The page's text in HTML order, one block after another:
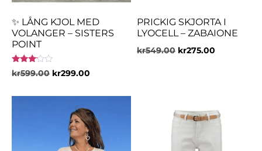
✨ LÅNG KJOL MED
VOLANGER – SISTERS
POINT
Betygsatt
3.00
kr599.00 kr299.00
PRICKIG SKJORTA I
LYOCELL – ZABAIONE
kr549.00 kr275.00